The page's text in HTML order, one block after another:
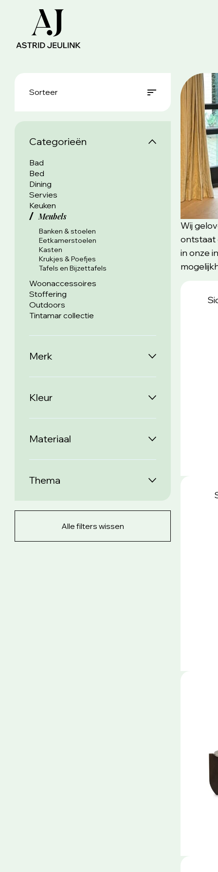
Sorteer
Categorieën
Bad
Bed
Dining
Servies
Keuken
Meubels
Banken & stoelen
Eetkamerstoelen
Kasten
Krukjes & Poefjes
Tafels en Bijzettafels
Woonaccessoires
Stoffering
Outdoors
Tintamar collectie
Merk
Kleur
Materiaal
Thema
Alle filters wissen
Wij
ontstaat
in onze